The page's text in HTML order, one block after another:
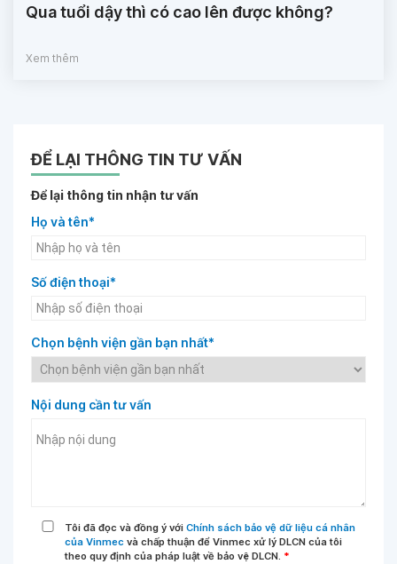
Qua tuổi dậy thì có cao lên được không?
Xem thêm
ĐỂ LẠI THÔNG TIN TƯ VẤN
Để lại thông tin nhận tư vấn
Họ và tên*
Số điện thoại*
Chọn bệnh viện gần bạn nhất*
Nội dung cần tư vấn
Tôi đã đọc và đồng ý với Chính sách bảo vệ dữ liệu cá nhân
của Vinmec và chấp thuận để Vinmec xử lý DLCN của tôi
theo quy định của pháp luật về bảo vệ DLCN. *